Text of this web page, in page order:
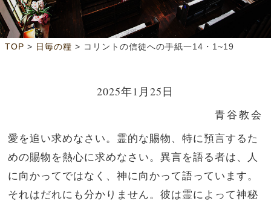
TOP > 日毎の糧 > コリントの信徒への手紙一14・1~19
2025年1月25日
青谷教会
愛を追い求めなさい。霊的な賜物、特に預言するた
めの賜物を熱心に求めなさい。異言を語る者は、人
に向かってではなく、神に向かって語っています。
それはだれにも分かりません。彼は霊によって神秘